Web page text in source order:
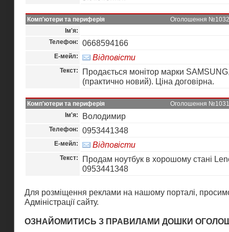
Комп'ютери та периферія
Оголошення
Ім'я:
Телефон:
0668594166
Е-мейл: Відповісти
Текст:
Продається монітор марки
(практично новий). Ціна договірна.
Комп'ютери та периферія
Оголошення
Ім'я:
Володимир
Телефон: 0953441348
Е-мейл: Відповісти
Текст:
Продам ноутбук в хорошому стані
0953441348
Для розміщення реклами на нашому порталі,
Адміністрації сайту.
ОЗНАЙОМИТИСЬ З ПРАВИЛАМИ ДОШКИ